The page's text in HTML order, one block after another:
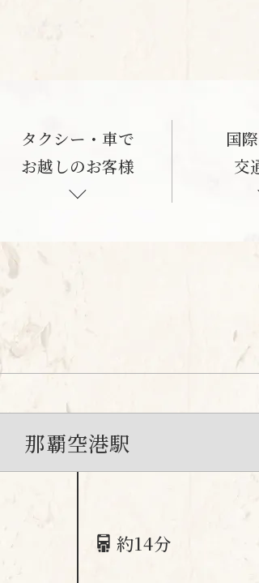
タクシー・車で
お越しのお客様
国
交
那覇空港駅
約14分